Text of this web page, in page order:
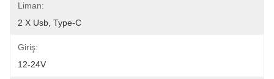
Liman:
2 X Usb, Type-C
Giriş:
12-24V